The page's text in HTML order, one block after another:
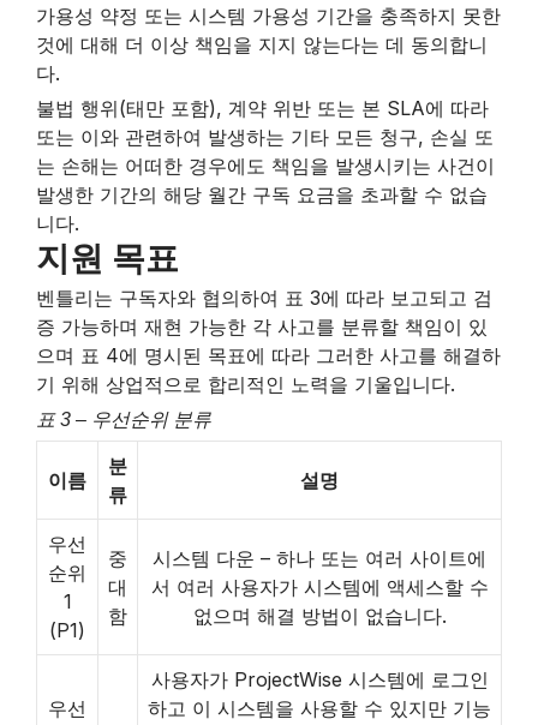
가용성 약정 또는 시스템 가용성 기간을 충족하지 못한
것에 대해 더 이상 책임을 지지 않는다는 데 동의합니
다.
불법 행위(태만 포함), 계약 위반 또는 본 SLA에 따라
또는 이와 관련하여 발생하는 기타 모든 청구, 손실 또
는 손해는 어떠한 경우에도 책임을 발생시키는 사건이
발생한 기간의 해당 월간 구독 요금을 초과할 수 없습
니다.
지원 목표
벤틀리는 구독자와 협의하여 표 3에 따라 보고되고 검
증 가능하며 재현 가능한 각 사고를 분류할 책임이 있
으며 표 4에 명시된 목표에 따라 그러한 사고를 해결하
기 위해 상업적으로 합리적인 노력을 기울입니다.
표 3 – 우선순위 분류
이름
분
류
설명
우선
순위
1
(P1)
중
대
함
시스템 다운 – 하나 또는 여러 사이트에
서 여러 사용자가 시스템에 액세스할 수
없으며 해결 방법이 없습니다.
우선
사용자가 ProjectWise 시스템에 로그인
하고 이 시스템을 사용할 수 있지만 기능